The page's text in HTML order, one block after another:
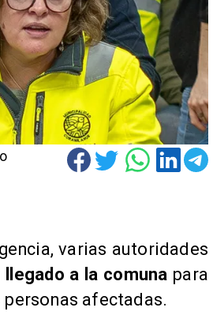
varias autoridades
llegado a la comuna para
personas afectadas.